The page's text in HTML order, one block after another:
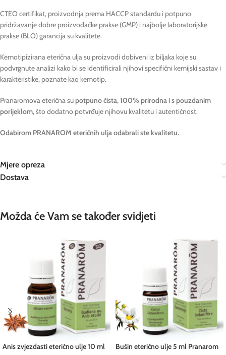
CTEO certifikat, proizvodnja prema HACCP standardu i potpuno
pridržavanje dobre proizvođačke prakse (GMP) i najbolje laboratorijske
prakse (BLO) garancija su kvalitete.
Kemotipizirana eterična ulja su proizvodi dobiveni iz biljaka koje su
podvrgnute analizi kako bi se identificirali njihovi specifični kemijski sastav i
karakteristike, poznate kao kemotip.
Pranaromova eterična supotpuno čista, 100% prirodna i s pouzdanim
porijeklom,što dodatno potvrđuje njihovu kvalitetu i autentičnost.
Odabirom PRANAROM eteričnih ulja odabrali ste kvalitetu.
Mjere opreza
Dostava
Možda će Vam se također svidjeti
Anis zvjezdasti eterično ulje 10 ml
Bušin eterično ulje 5 ml Pranarom